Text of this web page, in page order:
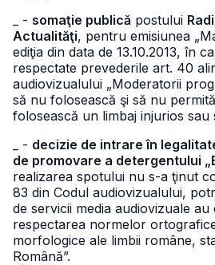
_ - somaţie publică postului
Actualităţi, pentru emisiunea
ediţia din data de 13.10.2013, în
respectate prevederile art. 40
audiovizualului „Moderatorii
să nu folosească şi să nu
folosească un limbaj injurios sau
_ - decizie de intrare în
de promovare a detergentului
realizarea spotului nu s-a ţinut
83 din Codul audiovizualului,
de servicii media audiovizuale
respectarea normelor
morfologice ale limbii române,
Română”.